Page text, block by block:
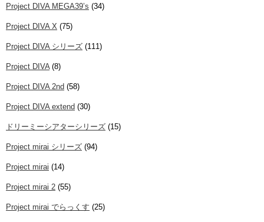
Project DIVA MEGA39’s (34)
Project DIVA X (75)
Project DIVA シリーズ (111)
Project DIVA(8)
Project DIVA 2nd (58)
Project DIVA extend (30)
ドリーミーシアターシリーズ (15)
Project mirai シリーズ (94)
Project mirai (14)
Project mirai 2 (55)
Project mirai でらっくす (25)